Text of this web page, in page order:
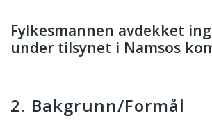
Fylkesmannen avdekket
under tilsynet i Namsos
2. Bakgrunn/Formål